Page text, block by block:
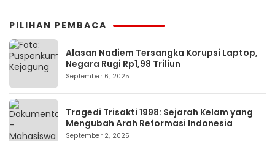
PILIHAN PEMBACA
Alasan Nadiem Tersangka Korupsi Laptop,
Negara Rugi Rp1,98 Triliun
September 6, 2025
Tragedi Trisakti 1998: Sejarah Kelam yang
Mengubah Arah Reformasi Indonesia
September 2, 2025